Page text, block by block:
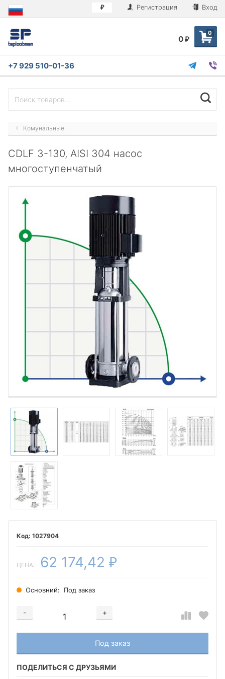
₽ Регистрация Вход
0
0 ₽
+7 929 510-01-36
Комунальные
CDLF 3-130, AISI 304 насос
многоступенчатый
1027904
ЦЕНА: 62 174,42 ₽
Основний: Под заказ
-
+
Добавляется...
Под заказ
Добавлен
ПОДЕЛИТЬСЯ С ДРУЗЬЯМИ